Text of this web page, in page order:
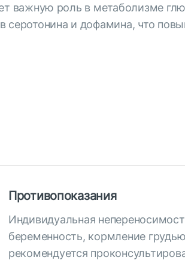
важную роль в метаболизме
и дофамина, что
Противопоказания
Индивидуальная
беременность, кормление
рекомендуется